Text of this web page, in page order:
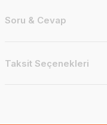
Soru & Cevap
Taksit Seçenekleri